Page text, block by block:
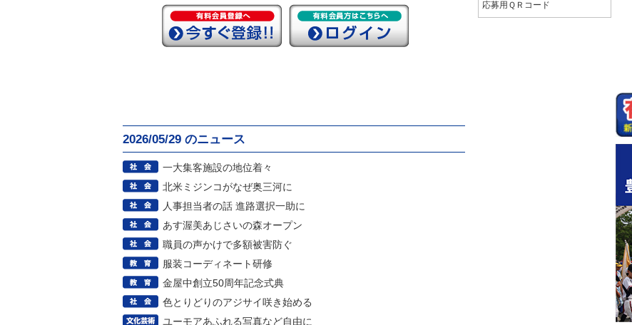
2026/05/29 のニュース
一大集客施設の地位着々
北米ミジンコがなぜ奥三河に
人事担当者の話 進路選択一助に
あす渥美あじさいの森オープン
職員の声かけで多額被害防ぐ
服装コーディネート研修
金屋中創立50周年記念式典
色とりどりのアジサイ咲き始める
ユーモアあふれる写真など自由に
応募用ＱＲコード